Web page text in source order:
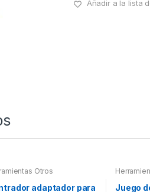
Añadir a la lista
Otros
adaptador para
Juego